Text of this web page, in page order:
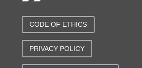
CODE OF ETHICS
PRIVACY POLICY